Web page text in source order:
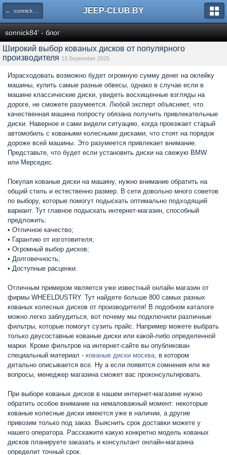
← sonnick84' - блог JEEP-CLUB.BY
sonnick84' - блог
Широкий выбор кованых дисков от популярного
производителя 13 September 2025
Израсходовать возможно будет огромную сумму денег на оклейку
машины, купить самые разные обвесы, однако в случае если в
машине классические диски, увидеть восхищенные взгляды на
дороге, не сможете разумеется. Любой эксперт объясняет, что
качественная машина попросту обязана получить привлекательные
диски. Наверное и сами видели ситуацию, когда проезжает старый
автомобиль с коваными колесными дисками, что стоят на порядок
дороже всей машины. Это разумеется привлекает внимание.
Представьте, что будет если установить диски на свежую BMW
или Мерседес.
Покупая кованые диски на машину, нужно внимание обратить на
общий стиль и естественно размер. В сети довольно много советов
по выбору, которые помогут подыскать оптимально подходящий
вариант. Тут главное подыскать интернет-магазин, способный
предложить:
• Отличное качество;
• Гарантию от изготовителя;
• Огромный выбор дисков;
• Долговечность;
• Доступные расценки.
Отличным примером является уже известный онлайн магазин от
фирмы WHEELDUSTRY. Тут найдете больше 800 самых разных
кованых колесных дисков от производителя! В подобном каталоге
можно легко заблудиться, вот почему мы подключили различные
фильтры, которые помогут сузить прайс. Например можете выбрать
только двусоставные кованые диски или какой-либо определенной
марки. Кроме фильтров на интернет-сайте вы опубликован
специальный материал - кованые диски москва, в котором
детально описывается все. Ну а если появятся сомнения или же
вопросы, менеджер магазина сможет вас проконсультировать.
При выборе кованых дисков в нашем интернет-магазине нужно
обратить особое внимание на немаловажный момент: некоторые
кованые колесные диски имеются уже в наличии, а другие
привозим только под заказ. Выяснить срок доставки можете у
нашего оператора. Расскажите какую конкретно модель кованых
дисков планируете заказать и консультант онлайн-магазина
определит точный срок.